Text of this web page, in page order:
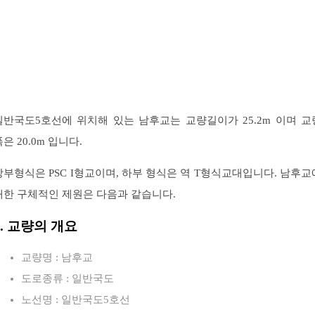
반국도5호선에 위치해 있는 남후교는 교량길이가 25.2m 이며 교
은 20.0m 입니다.
부형식은 PSC I형교이며, 하부 형식은 역 T형식교대입니다. 남후교
한 구체적인 제원은 다음과 같습니다.
교량의 개요
교량명 : 남후교
도로종류 : 일반국도
노선명 : 일반국도5호선